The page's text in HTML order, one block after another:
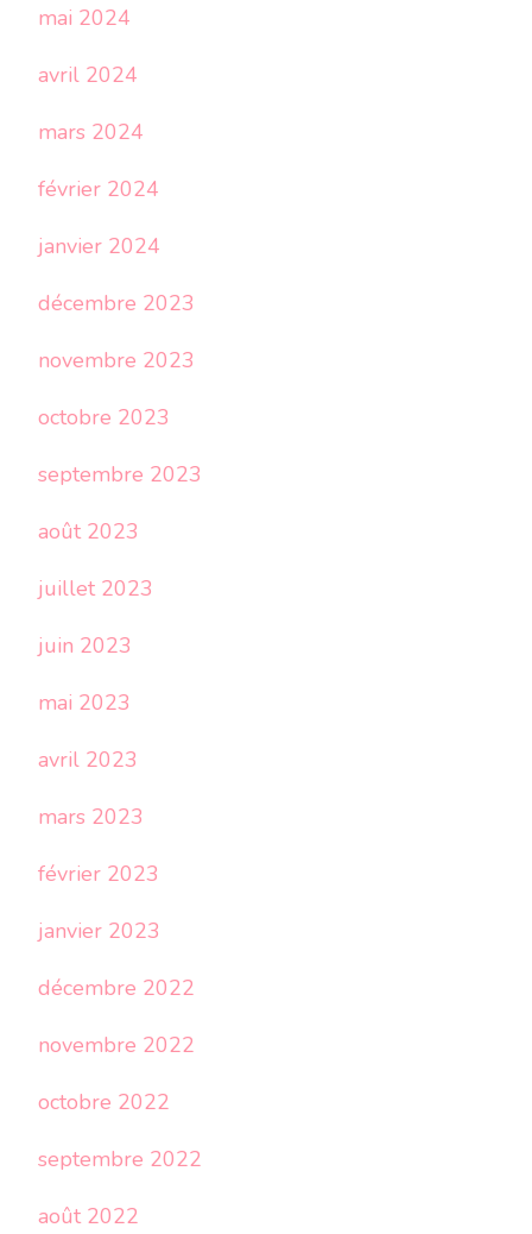
mai 2024
avril 2024
mars 2024
février 2024
janvier 2024
décembre 2023
novembre 2023
octobre 2023
septembre 2023
août 2023
juillet 2023
juin 2023
mai 2023
avril 2023
mars 2023
février 2023
janvier 2023
décembre 2022
novembre 2022
octobre 2022
septembre 2022
août 2022